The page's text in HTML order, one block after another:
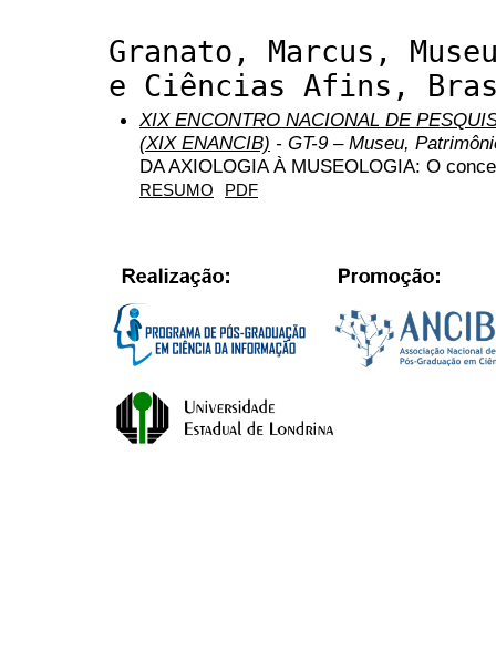
Granato, Marcus,
e Ciências Afins,
XIX ENCONTRO NACIONAL DE
(XIX ENANCIB) - GT-9 – Museu,
DA AXIOLOGIA À MUSEOLOGIA: O
RESUMO PDF